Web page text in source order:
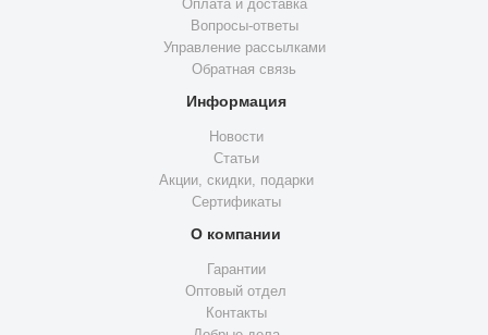
Оплата и доставка
Вопросы-ответы
Управление рассылками
Обратная связь
Информация
Новости
Статьи
Акции, скидки, подарки
Сертификаты
О компании
Гарантии
Оптовый отдел
Контакты